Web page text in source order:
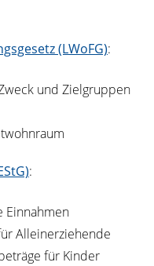
(LWoFG):
und Zielgruppen
:
Einnahmen
Alleinerziehende
für Kinder